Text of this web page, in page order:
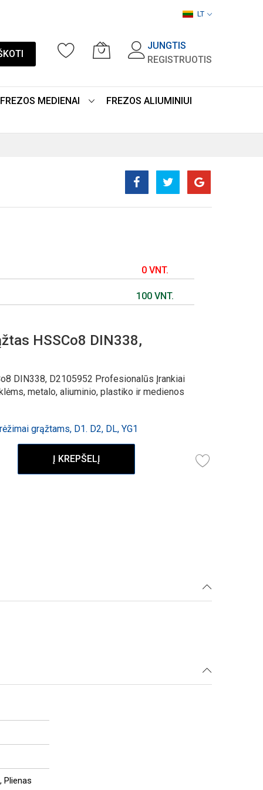
LT
JUNGTIS
REGISTRUOTIS
FREZOS MEDIENAI
FREZOS ALIUMINIUI
0 VNT.
100 VNT.
HSSCo8 DIN338,
DIN338, D2105952 Profesionalūs Įrankiai
metalo, aliuminio, plastiko ir medienos
grąžtams, D1. D2, DL, YG1
Į KREPŠELĮ
Plienas